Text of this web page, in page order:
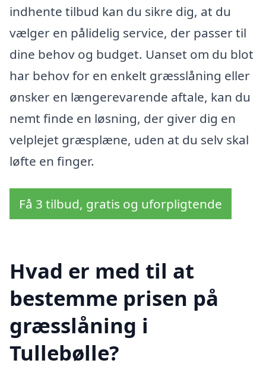
indhente tilbud kan du sikre dig, at du
vælger en pålidelig service, der passer til
dine behov og budget. Uanset om du blot
har behov for en enkelt græsslåning eller
ønsker en længerevarende aftale, kan du
nemt finde en løsning, der giver dig en
velplejet græsplæne, uden at du selv skal
løfte en finger.
Få 3 tilbud, gratis og uforpligtende
Hvad er med til at
bestemme prisen på
græsslåning i
Tullebølle?